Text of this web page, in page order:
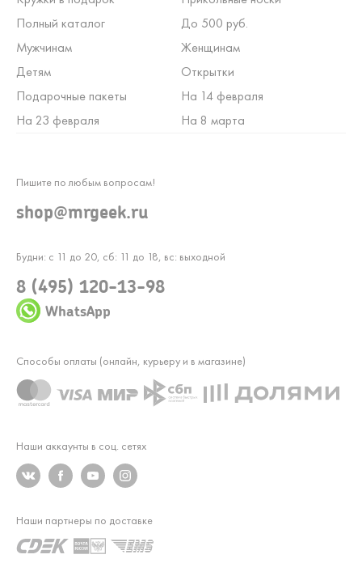
Полный каталог
До 500 руб.
Мужчинам
Женщинам
Детям
Открытки
Подарочные пакеты
На 14 февраля
На 23 февраля
На 8 марта
Будни: с 11 до 20, сб: 11 до 18, вс: выходной
8 (495) 120-13-98
WhatsApp
Пишите по любым вопросам!
shop@mrgeek.ru
Наши аккаунты в соц. сетях
Способы оплаты (онлайн, курьеру и в магазине)
Наши партнеры по доставке